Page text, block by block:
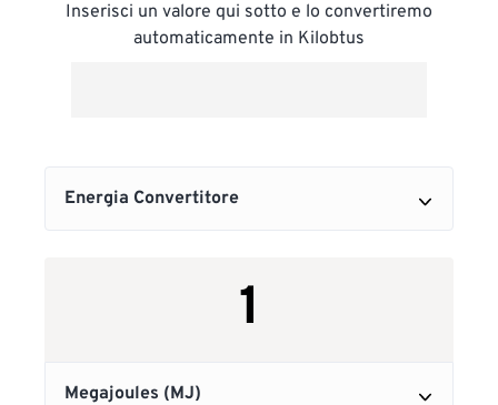
Inserisci un valore qui sotto e lo convertiremo
automaticamente in Kilobtus